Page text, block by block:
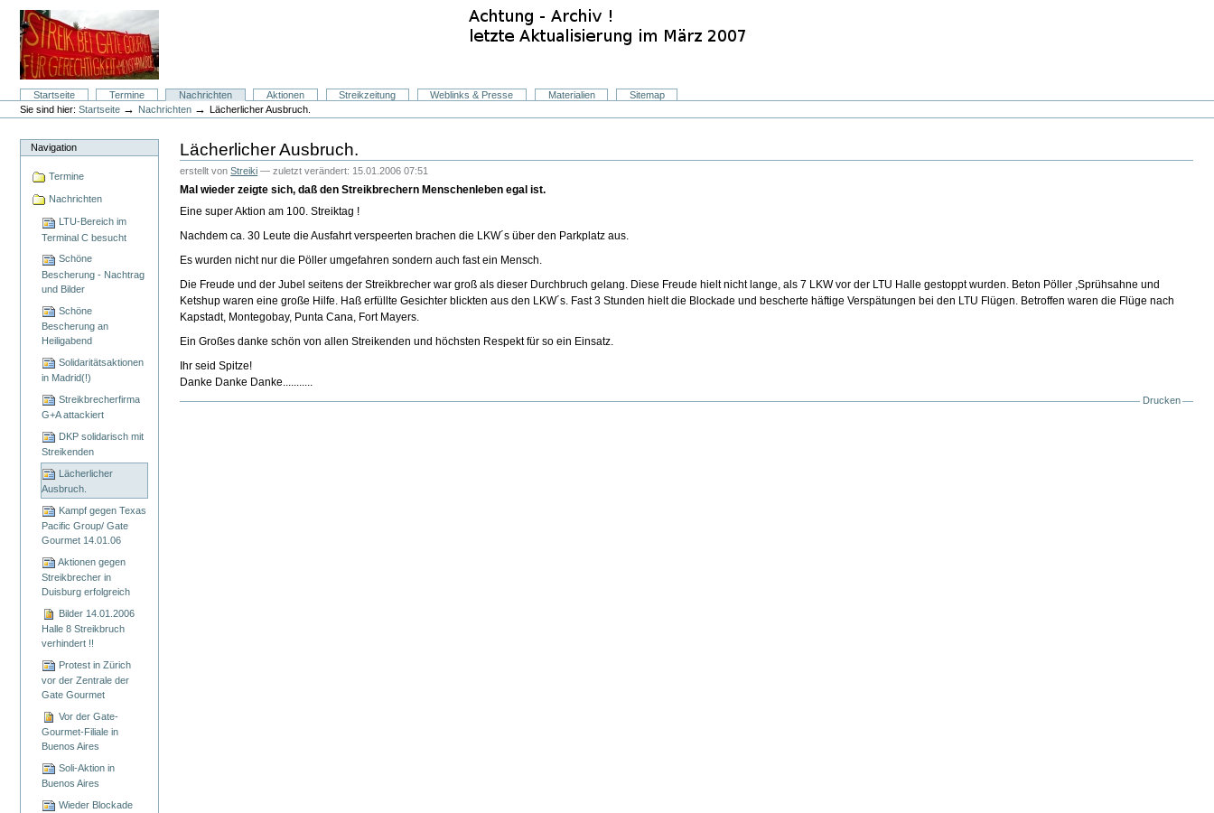
Inhalt
Direkt
Navigation
SektionenStartseite Termine Nachrichten Aktionen Streikzeitung Weblinks & Presse Materialien
Sitemap
Benutzerspezifische
Werkzeuge
Sie sind hier: Startseite → Nachrichten →Lächerlicher Ausbruch.
Navigation
Termine
Nachrichten
LTU-Bereich im
Terminal C besucht
Schöne
Bescherung - Nachtrag
und Bilder
Schöne
Bescherung an
Heiligabend
Solidaritätsaktionen
in Madrid(!)
Streikbrecherfirma
G+A attackiert
DKP solidarisch mit
Streikenden
Lächerlicher
Ausbruch.
Kampf gegen Texas
Pacific Group/ Gate
Gourmet 14.01.06
Aktionen gegen
Streikbrecher in
Duisburg erfolgreich
Bilder 14.01.2006
Halle 8 Streikbruch
verhindert !!
Protest in Zürich
vor der Zentrale der
Gate Gourmet
Vor der Gate-
Gourmet-Filiale in
Buenos Aires
Soli-Aktion in
Buenos Aires
Wieder Blockade
Lächerlicher Ausbruch.
erstellt vonStreiki —zuletzt verändert: 15.01.2006 07:51
Mal wieder zeigte sich, daß den Streikbrechern Menschenleben egal ist.
Eine super Aktion am 100. Streiktag !
Nachdem ca. 30 Leute die Ausfahrt verspeerten brachen die LKW´s über den Parkplatz aus.
Es wurden nicht nur die Pöller umgefahren sondern auch fast ein Mensch.
Die Freude und der Jubel seitens der Streikbrecher war groß als dieser Durchbruch gelang. Diese Freude hielt nicht lange, als 7 LKW vor der LTU Halle gestoppt wurden. Beton Pöller ,Sprühsahne und
Ketshup waren eine große Hilfe. Haß erfüllte Gesichter blickten aus den LKW´s. Fast 3 Stunden hielt die Blockade und bescherte häftige Verspätungen bei den LTU Flügen. Betroffen waren die Flüge nach
Kapstadt, Montegobay, Punta Cana, Fort Mayers.
Ein Großes danke schön von allen Streikenden und höchsten Respekt für so ein Einsatz.
Ihr seid Spitze!
Danke Danke Danke...........
Drucken